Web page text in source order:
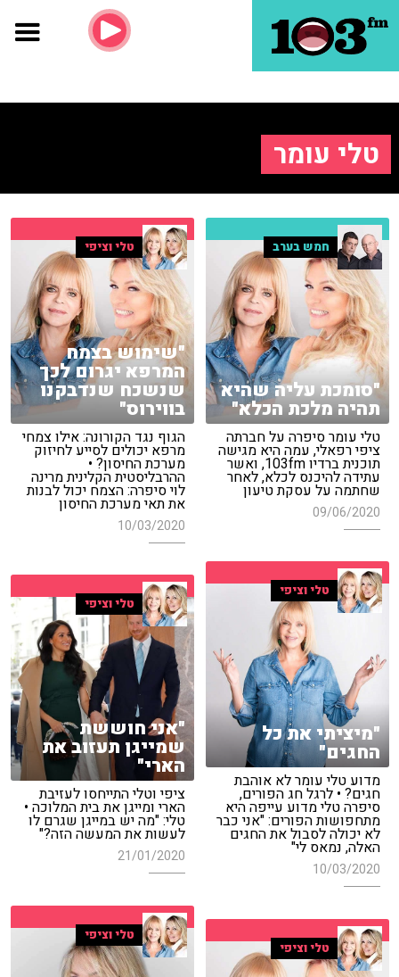
טלי עומר
חמש בערב
"סומכת עליה שהיא
תהיה מלכת הכלא"
טלי עומר סיפרה על חברתה
ציפי רפאלי, עמה היא מגישה
תוכנית ברדיו 103fm, ואשר
עתידה להיכנס לכלא, לאחר
שחתמה על עסקת טיעון
09/06/2020
טלי וציפי
"שימוש בצמח
המרפא יגרום לכך
שנשכח שנדבקנו
בווירוס"
הגוף נגד הקורונה: אילו צמחי
מרפא יכולים לסייע לחיזוק
מערכת החיסון? •
ההרבליסטית הקלינית מרינה
לוי סיפרה: הצמח יכול לבנות
את תאי מערכת החיסון
10/03/2020
טלי וציפי
"מיציתי את כל
החגים"
מדוע טלי עומר לא אוהבת
חגים? • לרגל חג הפורים,
סיפרה טלי מדוע עייפה היא
מתחפושות הפורים: "אני כבר
לא יכולה לסבול את החגים
האלה, נמאס לי"
10/03/2020
טלי וציפי
"אני חוששת
שמייגן תעזוב את
הארי"
ציפי וטלי התייחסו לעזיבת
הארי ומייגן את בית המלוכה •
טלי: "מה יש במייגן שגרם לו
לעשות את המעשה הזה?"
21/01/2020
טלי וציפי
טלי וציפי